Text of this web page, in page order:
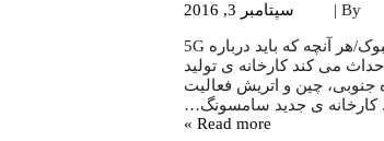
By | سپتامبر 3, 2016
انتقال سرورهای تلگرام به داخل کشور فایده ای ندارد/قابلیت جدید مسنجر فیسبوک/هر آنچه که باید درباره 5G
می کند کارخانه ی تولید
جنوبی، چین و اتریش فعالیت
کارخانه ی جدید سامسونگ…
Read more »